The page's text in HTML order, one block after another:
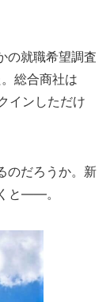
の就職希望調査
総合商社は
インしただけ
のだろうか。新
と――。